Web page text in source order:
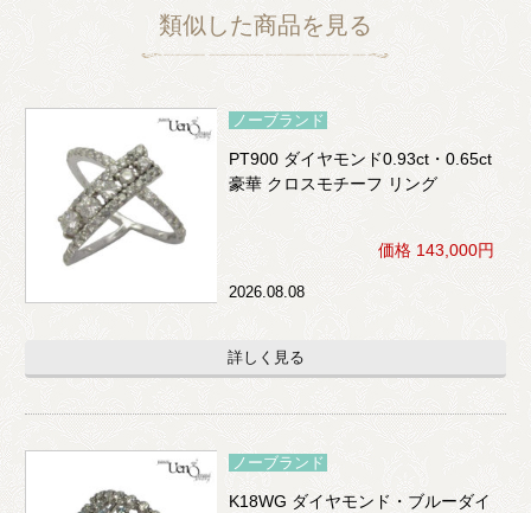
類似した商品を見る
ノーブランド
PT900 ダイヤモンド0.93ct・0.65ct
豪華 クロスモチーフ リング
価格 143,000円
2026.08.08
詳しく見る
ノーブランド
K18WG ダイヤモンド・ブルーダイ